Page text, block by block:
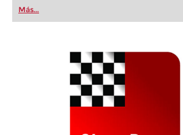
first steps into the world of club chess, or already
playing at a tournament level: with FRITZ, you can
train more efficiently, intelligently and with a
Más...